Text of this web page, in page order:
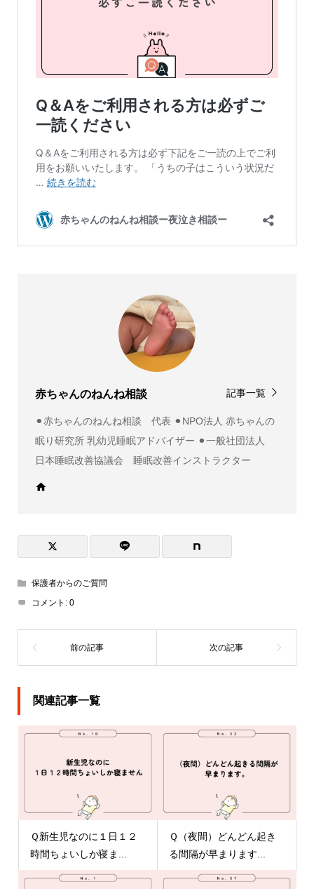
記事一覧
赤ちゃんのねんね相談
⚫︎赤ちゃんのねんね相談 代表 ⚫︎NPO法人 赤ちゃんの
眠り研究所 乳幼児睡眠アドバイザー ⚫︎一般社団法人
日本睡眠改善協議会 睡眠改善インストラクター
保護者からのご質問
コメント: 0
関連記事一覧
Ｑ新生児なのに１日１２
時間ちょいしか寝ま...
Ｑ（夜間）どんどん起き
る間隔が早まります...